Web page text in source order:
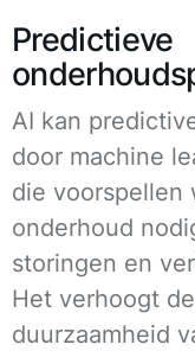
Predictieve
AI kan
door machine
die voorspellen
onderhoud
storingen en
Het verhoogt
duurzaamheid